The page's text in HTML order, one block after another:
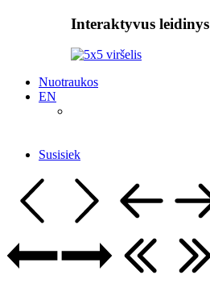
Interaktyvus leidinys
Nuotraukos
EN
Susisiek